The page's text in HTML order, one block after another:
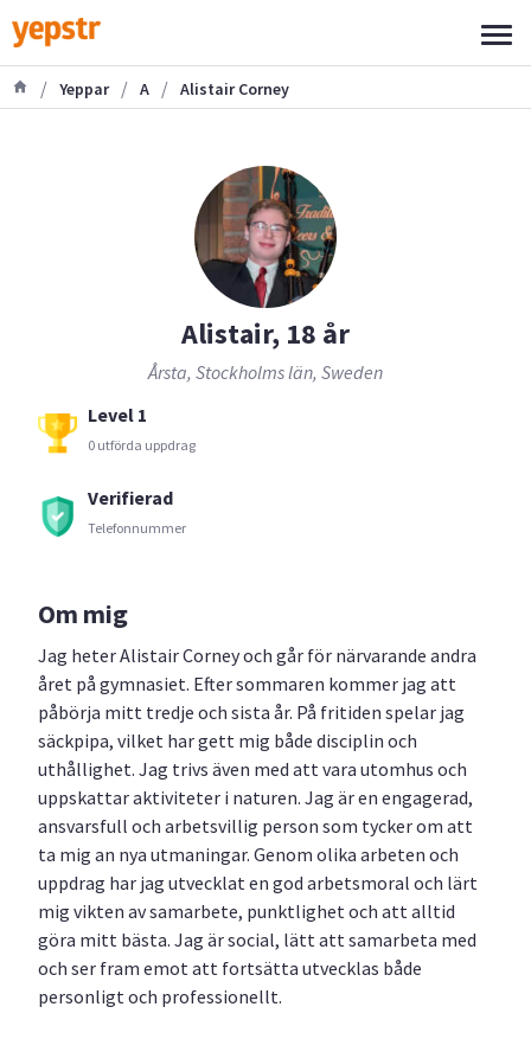
/ Yeppar / A / Alistair Corney
Alistair, 18 år
Årsta, Stockholms län, Sweden
Level 1
0 utförda uppdrag
Verifierad
Telefonnummer
Om mig
Jag heter Alistair Corney och går för närvarande andra
året på gymnasiet. Efter sommaren kommer jag att
påbörja mitt tredje och sista år. På fritiden spelar jag
säckpipa, vilket har gett mig både disciplin och
uthållighet. Jag trivs även med att vara utomhus och
uppskattar aktiviteter i naturen. Jag är en engagerad,
ansvarsfull och arbetsvillig person som tycker om att
ta mig an nya utmaningar. Genom olika arbeten och
uppdrag har jag utvecklat en god arbetsmoral och lärt
mig vikten av samarbete, punktlighet och att alltid
göra mitt bästa. Jag är social, lätt att samarbeta med
och ser fram emot att fortsätta utvecklas både
personligt och professionellt.